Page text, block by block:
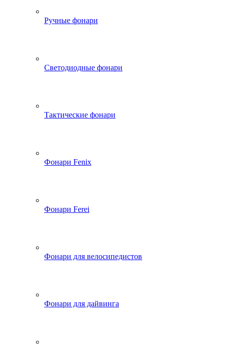
Ручные фонари
Светодиодные фонари
Тактические фонари
Фонари Fenix
Фонари Ferei
Фонари для велосипедистов
Фонари для дайвинга